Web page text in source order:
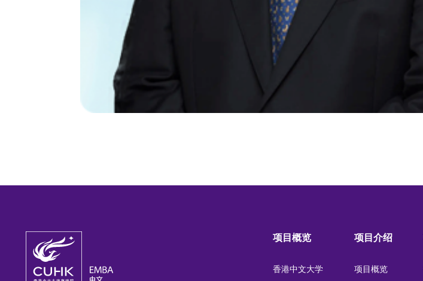
项目概览
香港中文大学
项目介绍
项目概览